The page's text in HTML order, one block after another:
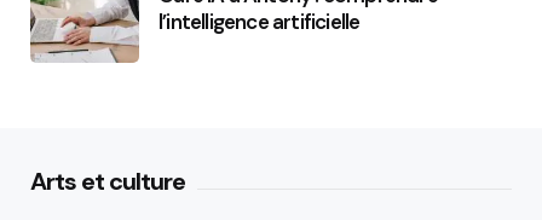
l’intelligence artificielle
Arts et culture